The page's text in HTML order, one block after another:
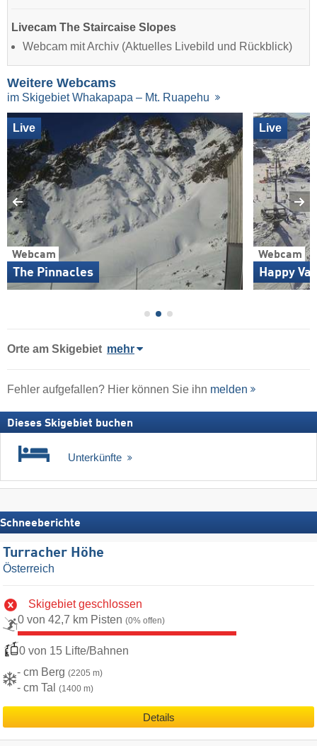
Livecam The Staircaise Slopes
Webcam mit Archiv (Aktuelles Livebild und Rückblick)
Weitere Webcams
im Skigebiet Whakapapa – Mt. Ruapehu
Webcam
The Pinnacles
Live
Webcam
Happy
Live
Orte am Skigebiet mehr
Fehler aufgefallen? Hier können Sie ihn melden
Dieses Skigebiet buchen
Unterkünfte
Schneeberichte
Turracher Höhe
Österreich
Skigebiet geschlossen
0 von 42,7 km Pisten (0% offen)
0 von 15 Lifte/Bahnen
- cm Berg (2205 m)
- cm Tal (1400 m)
Details